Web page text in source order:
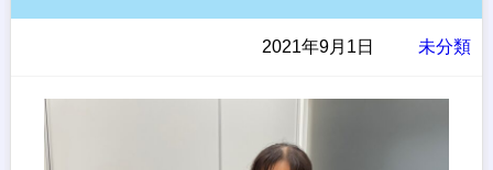
未分類
2021年9月1日